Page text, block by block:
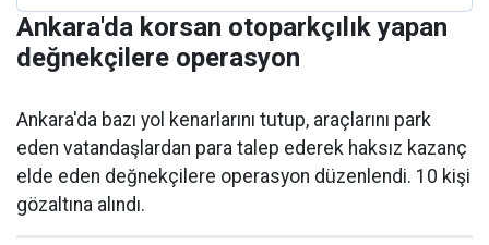
Ankara'da korsan otoparkçılık yapan
değnekçilere operasyon
Ankara'da bazı yol kenarlarını tutup, araçlarını park
eden vatandaşlardan para talep ederek haksız kazanç
elde eden değnekçilere operasyon düzenlendi. 10 kişi
gözaltına alındı.